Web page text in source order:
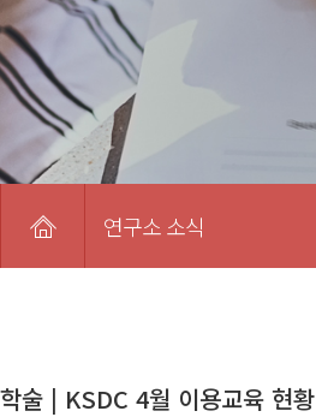
연구소 소식
학술 | KSDC 4월 이용교육 현황